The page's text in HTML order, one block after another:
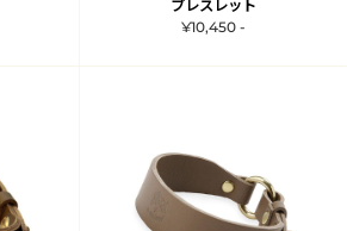
ブレスレット
¥10,450 -